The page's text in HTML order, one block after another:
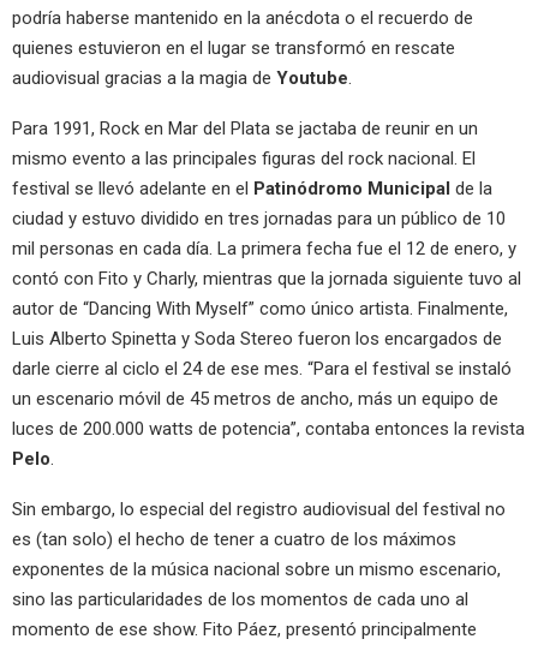
podría haberse mantenido en la anécdota o el recuerdo de
quienes estuvieron en el lugar se transformó en rescate
audiovisual gracias a la magia de Youtube.
Para 1991, Rock en Mar del Plata se jactaba de reunir en un
mismo evento a las principales figuras del rock nacional. El
festival se llevó adelante en el Patinódromo Municipal de la
ciudad y estuvo dividido en tres jornadas para un público de 10
mil personas en cada día. La primera fecha fue el 12 de enero, y
contó con Fito y Charly, mientras que la jornada siguiente tuvo al
autor de “Dancing With Myself” como único artista. Finalmente,
Luis Alberto Spinetta y Soda Stereo fueron los encargados de
darle cierre al ciclo el 24 de ese mes. “Para el festival se instaló
un escenario móvil de 45 metros de ancho, más un equipo de
luces de 200.000 watts de potencia”, contaba entonces la revista
Pelo.
Sin embargo, lo especial del registro audiovisual del festival no
es (tan solo) el hecho de tener a cuatro de los máximos
exponentes de la música nacional sobre un mismo escenario,
sino las particularidades de los momentos de cada uno al
momento de ese show. Fito Páez, presentó principalmente